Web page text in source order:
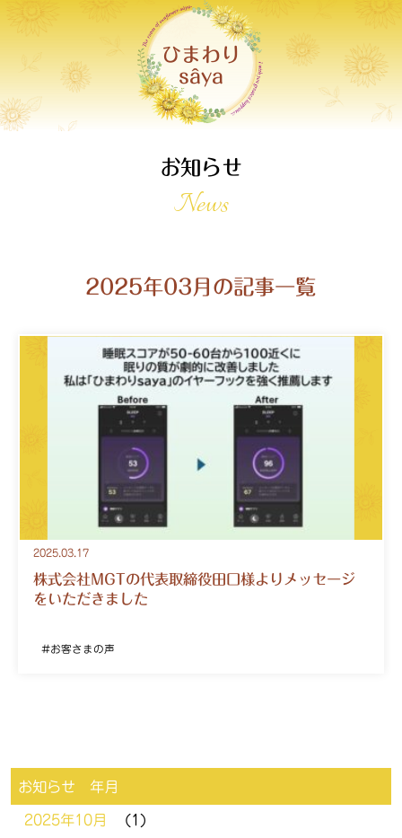
ひまわり
sâya
お知らせ
News
2025年03月の記事一覧
2025.03.17
株式会社MGTの代表取締役田口様よりメッセージ
をいただきました
お客さまの声
お知らせ 年月
2025年10月 (1)